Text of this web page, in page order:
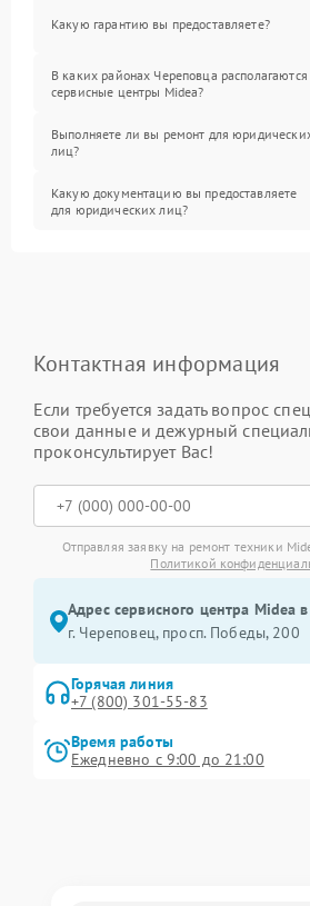
Какую гарантию вы предоставляете?
В каких районах Череповца располагаются
сервисные центры Midea?
Выполняете ли вы ремонт для
лиц?
Какую документацию вы предоставляете
для юридических лиц?
Контактная информация
Если требуется задать вопрос
свои данные и дежурный
проконсультирует Вас!
Отправляя заявку на ремонт техники
Политикой
Адрес сервисного центра Midea
г. Череповец, просп. Победы, 200
Горячая линия
+7 (800) 301-55-83
Время работы
Ежедневно с 9:00 до 21:00